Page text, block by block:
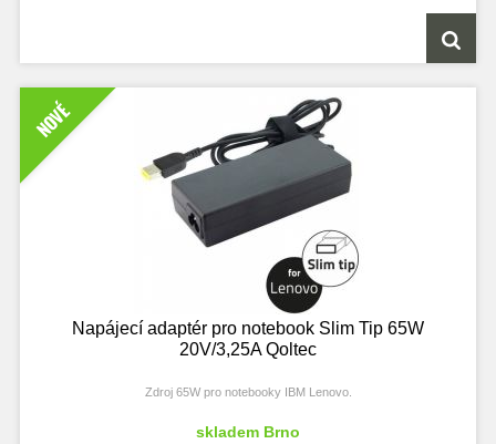
NOVÉ
Napájecí adaptér pro notebook Slim Tip 65W
20V/3,25A Qoltec
Zdroj 65W pro notebooky IBM Lenovo.
skladem Brno